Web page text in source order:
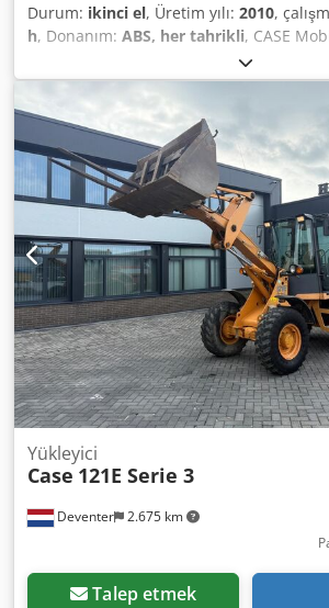
Durum: ikinci el, Üretim yılı: 2010,
h, Donanım: ABS, her tahrikli, CASE
WX165 (Hidrolik Ekskavatör) Tip onay
Motor üreticisi: Case Motor gücü: 105
7940 saat İzin verilen toplam ağırlık:
uzunluğu: 8,19 m Taşıma genişliği: 1,91
Amezripcsyock Taşıma yüksekliği: 2,89 m
Joystick kontrolü - Düzleştirici bıçak -
Finansman/kiralama konusunda da iş
birlikte size destek olmaktan
bilgiler bağlayıcı değildir. Hatalar ve
hakları saklıdır.
Deventer 2.675 km
Yükleyici
Case 121E Serie 3
Talep etmek